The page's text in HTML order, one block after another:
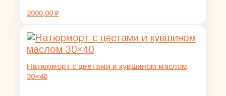
2000,00 ₽
Натюрморт с цветами и кувшином маслом
30×40